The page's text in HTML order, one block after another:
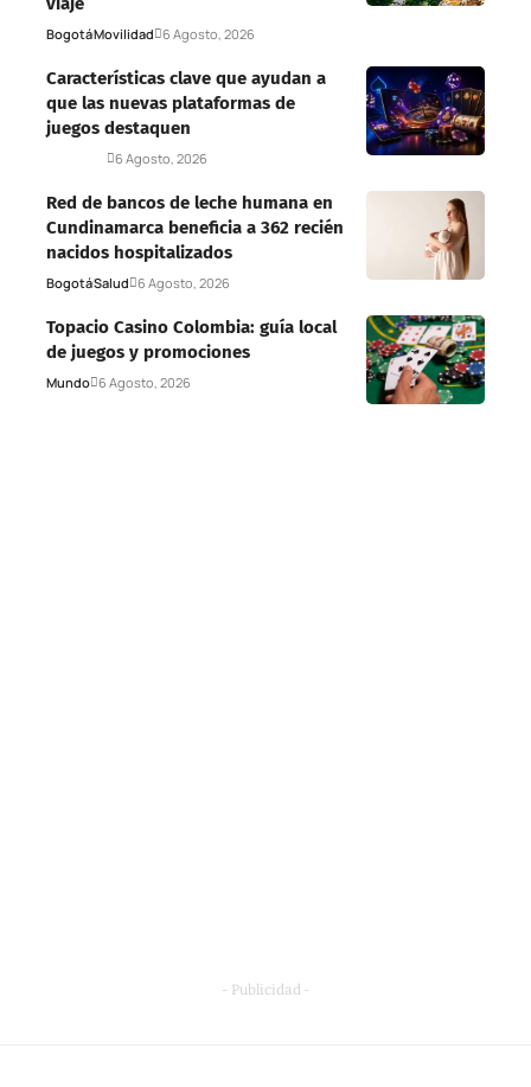
BogotáMovilidad 6 Agosto, 2026
Características clave que ayudan a
que las nuevas plataformas de
juegos destaquen
6 Agosto, 2026
Red de bancos de leche humana en
Cundinamarca beneficia a 362 recién
nacidos hospitalizados
BogotáSalud 6 Agosto, 2026
Topacio Casino Colombia: guía local
de juegos y promociones
Mundo 6 Agosto, 2026
- Publicidad -